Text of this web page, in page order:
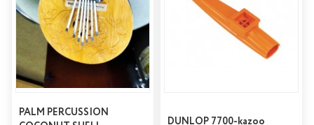
PALM PERCUSSION
DUNLOP 7700-kazoo